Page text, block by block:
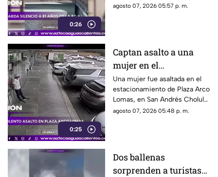
0:26
donde se recordó a las
agosto 07, 2026 05:57 p. m.
0:25
Captan asalto a una
mujer en el
estacionamiento de
Plaza Arco Lomas
Una mujer fue asaltada en el
estacionamiento de Plaza Arco
Lomas, en San Andrés Cholula.
El ataque quedó registrado por
agosto 07, 2026 05:48 p. m.
Dos ballenas
sorprenden a turistas